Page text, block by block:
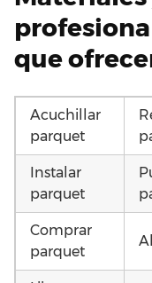
que
Acuchillar
parquet
Instalar
parquet
Comprar
parquet